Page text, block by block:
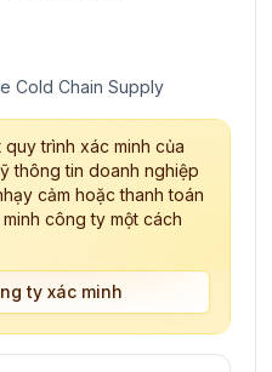
Cold Chain Supply
trình xác minh của
thông tin doanh nghiệp
cảm hoặc thanh toán
công ty một cách
ty xác minh